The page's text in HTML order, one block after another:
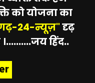
को योजना का
24-न्यूज़"दृढ़
हिंद..